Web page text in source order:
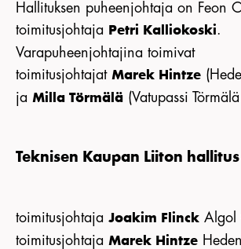
Hallituksen puheenjohtaja on Feon
toimitusjohtaja
Petri Kalliokoski.
Varapuheenjohtajina toimivat
toimitusjohtajat Marek Hintze
ja Milla Törmälä (Vatupassi
Teknisen Kaupan Liiton
toimitusjohtaja Joakim Flinck Algol
toimitusjohtaja Marek Hintze